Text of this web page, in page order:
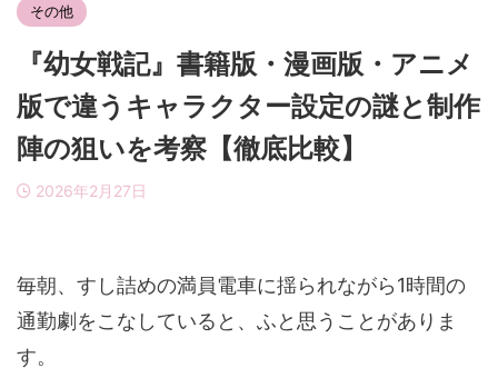
その他
『幼女戦記』書籍版・漫画版・アニメ
版で違うキャラクター設定の謎と制作
陣の狙いを考察【徹底比較】
2026年2月27日
毎朝、すし詰めの満員電車に揺られながら1時間の
通勤劇をこなしていると、ふと思うことがありま
す。